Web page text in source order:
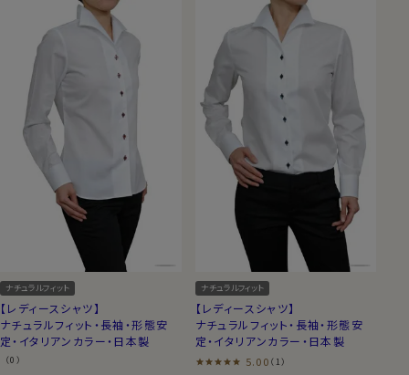
ナチュラルフィット
【レディースシャツ】
ナチュラルフィット・長袖・形態安
定・イタリアンカラー・日本製
（0）
ナチュラルフィット
【レディースシャツ】
ナチュラルフィット・長袖・形態安
定・イタリアンカラー・日本製
5.00 （1）